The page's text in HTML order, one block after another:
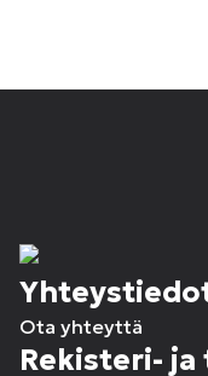
Ota yhteyttä
Rekisteri-